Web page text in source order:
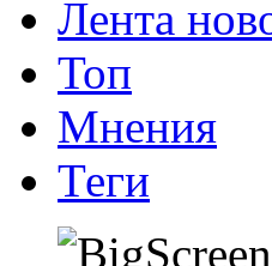
Лента
Топ
Мнения
Теги